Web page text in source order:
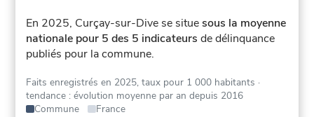
En 2025, Curçay-sur-Dive se situesous la moyenne
nationale pour 5 des 5 indicateurs de délinquance
publiés pour la commune.
Faits enregistrés en 2025, taux pour 1 000 habitants ·
tendance : évolution moyenne par an depuis 2016
Commune
France